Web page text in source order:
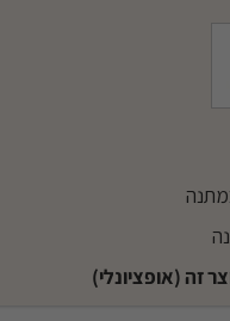
זה (אופציונלי)